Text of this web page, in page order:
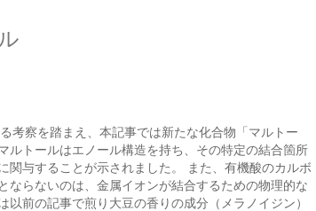
考察を踏まえ、本記事では新たな化合物「マルトー
ルトールはエノール構造を持ち、その特定の結合箇所
関与することが示されました。 また、有機酸のカルボ
ならないのは、金属イオンが結合するための物理的な
前の記事で煎り大豆の香りの成分（メラノイジン）